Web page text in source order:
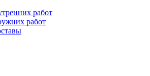
работ
работ